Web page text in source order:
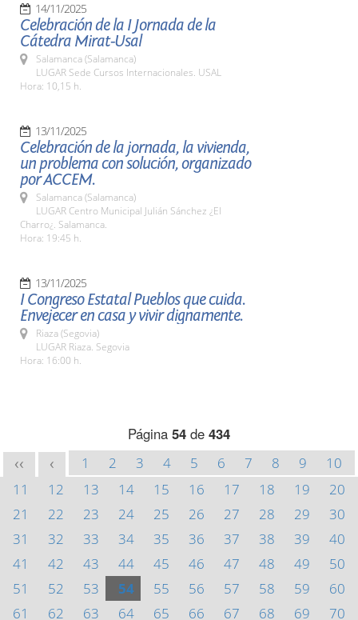
14/11/2025
Celebración de la I Jornada de la
Cátedra Mirat-Usal
Salamanca (Salamanca)
LUGAR Sede Cursos Internacionales. USAL
Hora: 10,15 h.
13/11/2025
Celebración de la jornada, la vivienda,
un problema con solución, organizado
por ACCEM.
Salamanca (Salamanca)
LUGAR Centro Municipal Julián Sánchez ¿El
Charro¿. Salamanca.
Hora: 19:45 h.
13/11/2025
I Congreso Estatal Pueblos que cuida.
Envejecer en casa y vivir dignamente.
Riaza (Segovia)
LUGAR Riaza. Segovia
Hora: 16:00 h.
Página 54 de 434
<< < 1 2 3 4 5 6 7 8 9
10
11
12 13 14 15 16 17 18 19
20
21
22 23 24 25 26 27 28 29
30
31
32 33 34 35 36 37 38 39
40
41
42 43 44 45 46 47 48 49
50
51
52 53 54 55 56 57 58 59
60
61
62 63 64 65 66 67 68 69
70